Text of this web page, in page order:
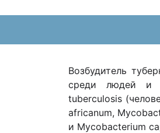
Возбудитель
среди людей и
tuberculosis
africanum,
и Mycobacterium